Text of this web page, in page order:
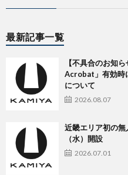
最新記事一覧
【不具合のお知
Acrobat」有効時
について
2026.08.07
近畿エリア初の
（水）開設
2026.07.01